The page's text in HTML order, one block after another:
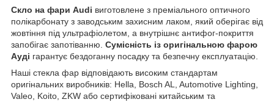
Скло на фари Audi виготовлене з преміального оптичного
полікарбонату з заводським захисним лаком, який оберігає від
жовтіння під ультрафіолетом, а внутрішнє антифог-покриття
запобігає запотіванню. Сумісність із оригінальною фарою
Ауді гарантує бездоганну посадку та безпечну експлуатацію.
Наші стекла фар відповідають високим стандартам
оригінальних виробників: Hella, Bosch AL, Automotive Lighting,
Valeo, Koito, ZKW або сертифіковані китайським та